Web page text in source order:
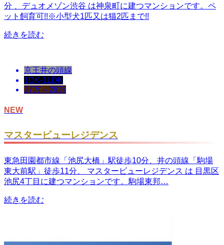
分 、デュオメゾン渋谷 は神泉町に建つマンションです。ペ
ット飼育可!!※小型犬1匹又は猫2匹まで!!
続きを読む
京王井の頭線
1DK-1LDK
27万～28万
NEW
マスタービューレジデンス
東急田園都市線「池尻大橋」駅徒歩10分、井の頭線「駒場
東大前駅」徒歩11分、 マスタービューレジデンス は 目黒区
池尻4丁目に建つマンションです。駒場東邦…
続きを読む